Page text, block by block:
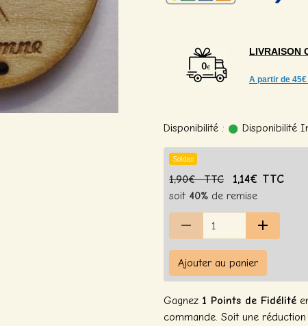
LIVRAISON
A partir de 45€
Disponibilité : Disponibilité
Soldes
1,90€ TTC 1,14€ TTC
soit 40% de remise
Ajouter au panier
Gagnez 1 Points de Fidélité
commande. Soit une